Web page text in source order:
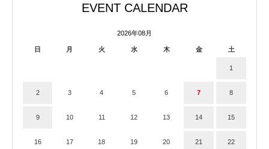
EVENT CALENDAR
2026年08月
日 月 火 水 木 金 土
1
2 3 4 5 6 7 8
9 10 11 12 13 14 15
16 17 18 19 20 21 22